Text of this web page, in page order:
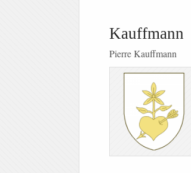
Kauffmann
Pierre Kauffmann